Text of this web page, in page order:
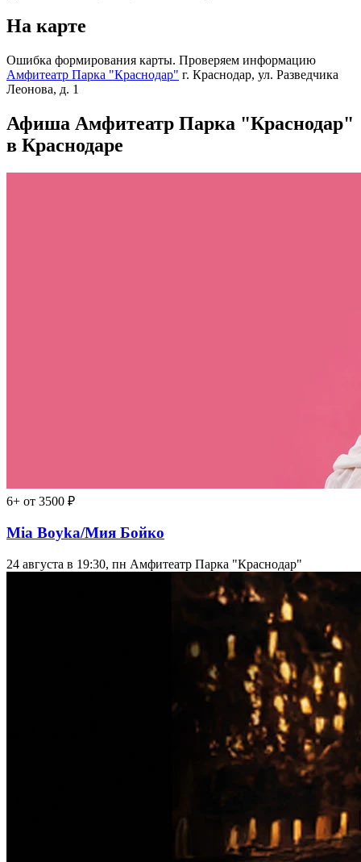
На карте
Ошибка формирования карты. Проверяем информацию
Амфитеатр Парка "Краснодар" г. Краснодар, ул. Разведчика
Леонова, д. 1
Афиша Амфитеатр Парка "Краснодар"
в Краснодаре
6+ от 3500 ₽
Mia Boyka/Мия Бойко
24 августа в 19:30, пн Амфитеатр Парка "Краснодар"